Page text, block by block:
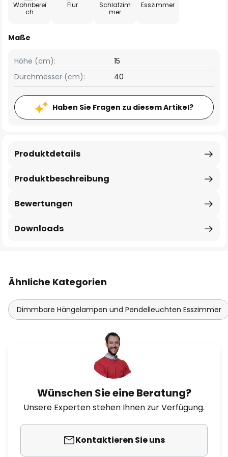
Wohnberei
ch
Flur
Schlafzim
mer
Esszimmer
Maße
Höhe (cm):
15
Durchmesser (cm):
40
Haben Sie Fragen zu diesem Artikel?
Produktbeschreibung
Produktdetails
Bewertungen
Downloads
Ähnliche Kategorien
Dimmbare Hängelampen und Pendelleuchten Esszimmer
Wünschen Sie eine Beratung?
Unsere Experten stehen Ihnen zur Verfügung.
Kontaktieren Sie uns